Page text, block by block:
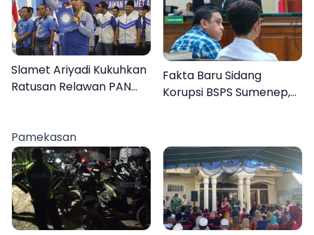
Slamet Ariyadi Kukuhkan
Ratusan Relawan PAN
Rakyat
Fakta Baru Sidang
Korupsi BSPS Sumenep,
Pamekasan